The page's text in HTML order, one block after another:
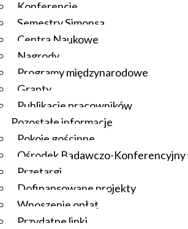
Konferencje
Semestry Simonsa
Centra Naukowe
Nagrody
Programy międzynarodowe
Granty
Publikacje pracowników
Pozostałe informacje
Pokoje gościnne
Ośrodek Badawczo-Konferencyjny
Przetargi
Dofinansowane projekty
Wnoszenie opłat
Przydatne linki